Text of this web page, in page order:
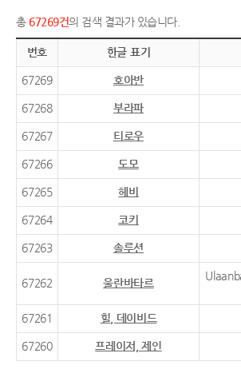
총 67269건의 검색 결과가 있습니다.
번호 한글 표기
67269 호아반
67268 부라파
67267 티로우
67266 도모
67265 헤비
67264 코키
67263 솔루션
67262 울란바타르
67261 힐, 데이비드
67260 프레이저, 제인